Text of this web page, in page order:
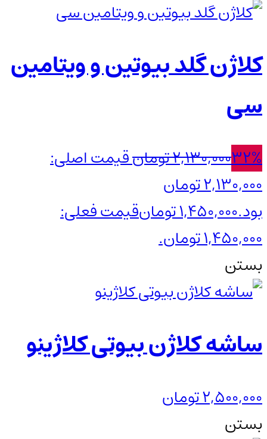
کلاژن گلد بیوتین و ویتامین
سی
32%
2,130,000تومانقیمت اصلی:
2,130,000 تومان
بود.1,450,000تومانقیمت فعلی:
1,450,000 تومان.
بستن
ساشه کلاژن بیوتی کلاژینو
2,500,000تومان
بستن